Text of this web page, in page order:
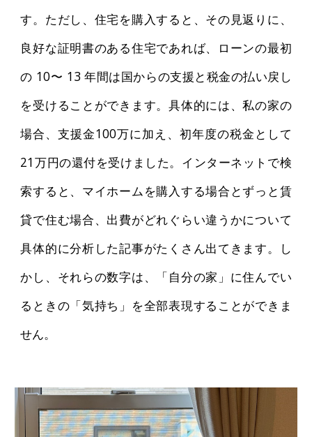
す。ただし、住宅を購入すると、その見返りに、
良好な証明書のある住宅であれば、ローンの最初
の 10〜 13 年間は国からの支援と税金の払い戻し
を受けることができます。具体的には、私の家の
場合、支援金100万に加え、初年度の税金として
21万円の還付を受けました。インターネットで検
索すると、マイホームを購入する場合とずっと賃
貸で住む場合、出費がどれぐらい違うかについて
具体的に分析した記事がたくさん出てきます。し
かし、それらの数字は、「自分の家」に住んでい
るときの「気持ち」を全部表現することができま
せん。